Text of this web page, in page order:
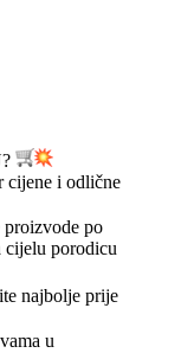
cijene i odlične
po
cijelu porodicu
najbolje prije
u